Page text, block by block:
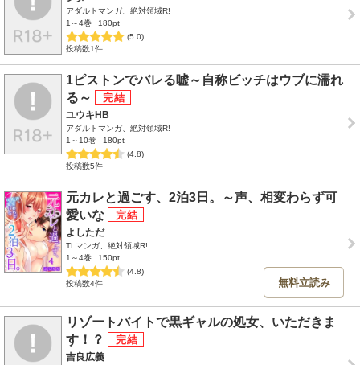
アダルトマンガ、絶対領域R!
1～4巻
180pt
(5.0)
投稿数1件
1ピストンでバレる嘘～自称ビッチはウブに濡れ
る～
ユウキHB
アダルトマンガ、絶対領域R!
1～10巻
180pt
(4.8)
投稿数5件
元カレと過ごす、2泊3日。～声、相変わらず可
愛いな
よしただ
TLマンガ、絶対領域R!
1～4巻
150pt
(4.8)
投稿数4件
無料立読み
リゾートバイトで黒ギャルの処女、いただきま
す！？
吉良広義